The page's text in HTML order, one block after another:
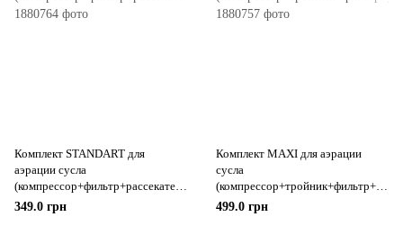
Комплект STANDART для
аэрации сусла
(компрессор+фильтр+рассекатель
)349.0 грн
Комплект MAXI для аэрации
сусла
(компрессор+тройник+фильтр+ра
ссекатель)
499.0 грн